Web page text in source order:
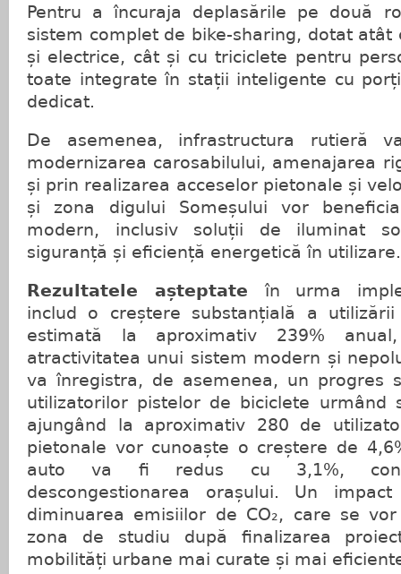
Pentru a încuraja deplasările pe două
sistem complet de bike-sharing, dotat atât
și electrice, cât și cu triciclete pentru
toate integrate în stații inteligente cu
dedicat.
De asemenea, infrastructura rutieră
modernizarea carosabilului, amenajarea
și prin realizarea acceselor pietonale și
și zona digului Someșului vor
modern, inclusiv soluții de iluminat
siguranță și eficiență energetică în utilizare.
Rezultatele așteptate în urma
includ o creștere substanțială a
estimată la aproximativ 239%
atractivitatea unui sistem modern și
va înregistra, de asemenea, un progres
utilizatorilor pistelor de biciclete urmând
ajungând la aproximativ 280 de
pietonale vor cunoaște o creștere de
auto va fi redus cu 3,1%,
descongestionarea orașului. Un
diminuarea emisiilor de CO₂, care se
zona de studiu după finalizarea
mobilități urbane mai curate și mai